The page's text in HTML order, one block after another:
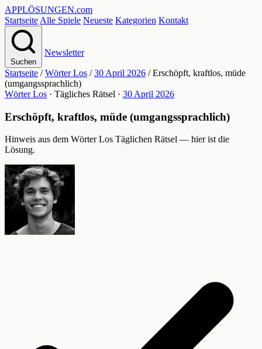
APPLÖSUNGEN.com
Startseite Alle Spiele Neueste Kategorien Kontakt
Suchen
Newsletter
Startseite / Wörter Los / 30 April 2026 / Erschöpft, kraftlos, müde
(umgangssprachlich)
Wörter Los · Tägliches Rätsel · 30 April 2026
Erschöpft, kraftlos, müde (umgangssprachlich)
Hinweis aus dem Wörter Los Täglichen Rätsel — hier ist die
Lösung.